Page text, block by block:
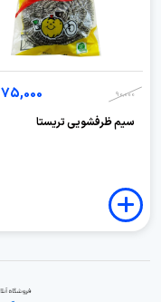
90,000
75,000
سیم ظرفشویی تریستا